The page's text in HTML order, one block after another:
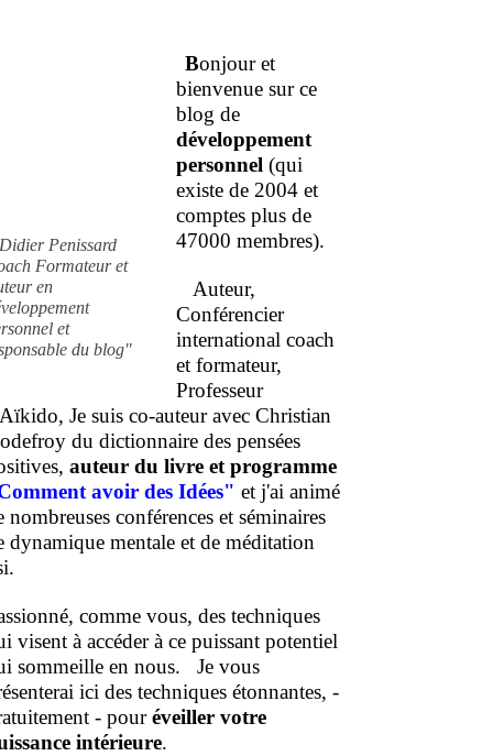
Penissard
Formateur et
en
et
du blog"
Bonjour et
bienvenue sur ce
blog de
développement
personnel (qui
existe de 2004 et
comptes plus de
47000 membres).
Auteur,
Conférencier
international coach
et formateur,
Professeur
Je suis co-auteur avec Christian
du dictionnaire des pensées
auteur du livre et programme
avoir des Idées" et j'ai animé
nombreuses conférences et séminaires
dynamique mentale et de méditation
comme vous, des techniques
visent à accéder à ce puissant potentiel
sommeille en nous. Je vous
ici des techniques étonnantes, -
- pouréveiller votre
intérieure.